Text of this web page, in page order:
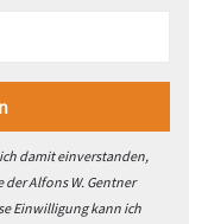
damit einverstanden,
Alfons W. Gentner
Einwilligung kann ich